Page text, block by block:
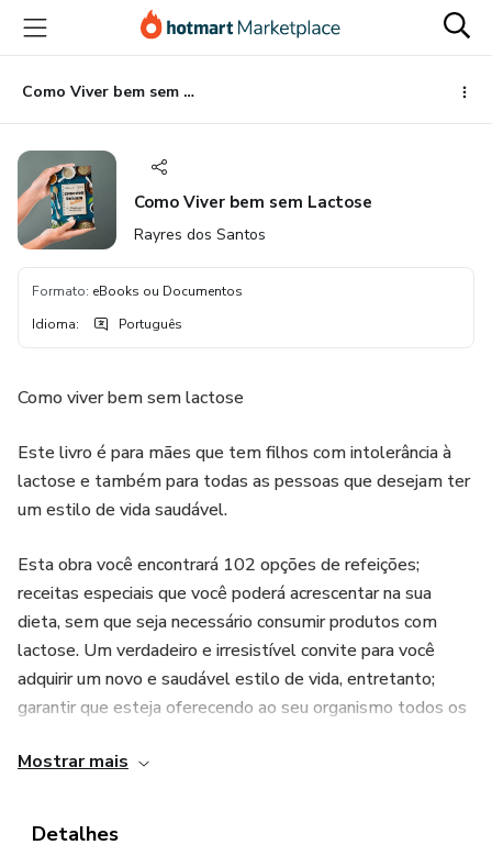
para
conteúdo
principal
para
pagamento
para
rodapé
Como Viver bem sem Lactose
Como Viver bem sem Lactose
Rayres dos Santos
Formato: eBooks ou Documentos
Idioma: Português
Como viver bem sem lactose
Este livro é para mães que tem filhos com intolerância à
lactose e também para todas as pessoas que desejam ter
um estilo de vida saudável.
Esta obra você encontrará 102 opções de refeições;
receitas especiais que você poderá acrescentar na sua
dieta, sem que seja necessário consumir produtos com
lactose. Um verdadeiro e irresistível convite para você
adquirir um novo e saudável estilo de vida, entretanto;
garantir que esteja oferecendo ao seu organismo todos os
Mostrar mais
Detalhes